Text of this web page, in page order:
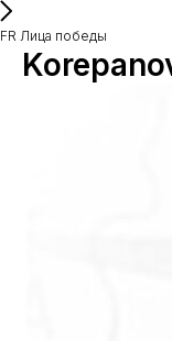
FR Лица победы